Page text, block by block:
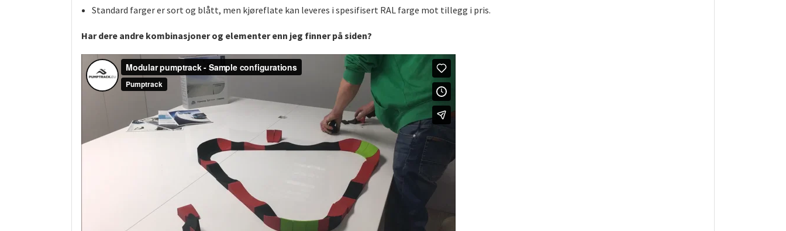
Standard farger er sort og blått, men kjøreflate kan leveres i spesifisert RAL farge mot tillegg i pris.
Har dere andre kombinasjoner og elementer enn jeg finner på siden?